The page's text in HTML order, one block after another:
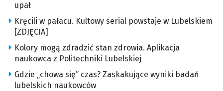
upał
Kręcili w pałacu. Kultowy serial powstaje w Lubelskiem
[ZDJĘCIA]
Kolory mogą zdradzić stan zdrowia. Aplikacja
naukowca z Politechniki Lubelskiej
Gdzie „chowa się” czas? Zaskakujące wyniki badań
lubelskich naukowców